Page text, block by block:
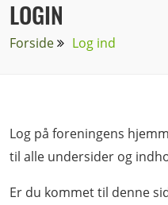
LOGIN
Forside Log ind
Log på foreningens
til alle undersider og
Er du kommet til denne